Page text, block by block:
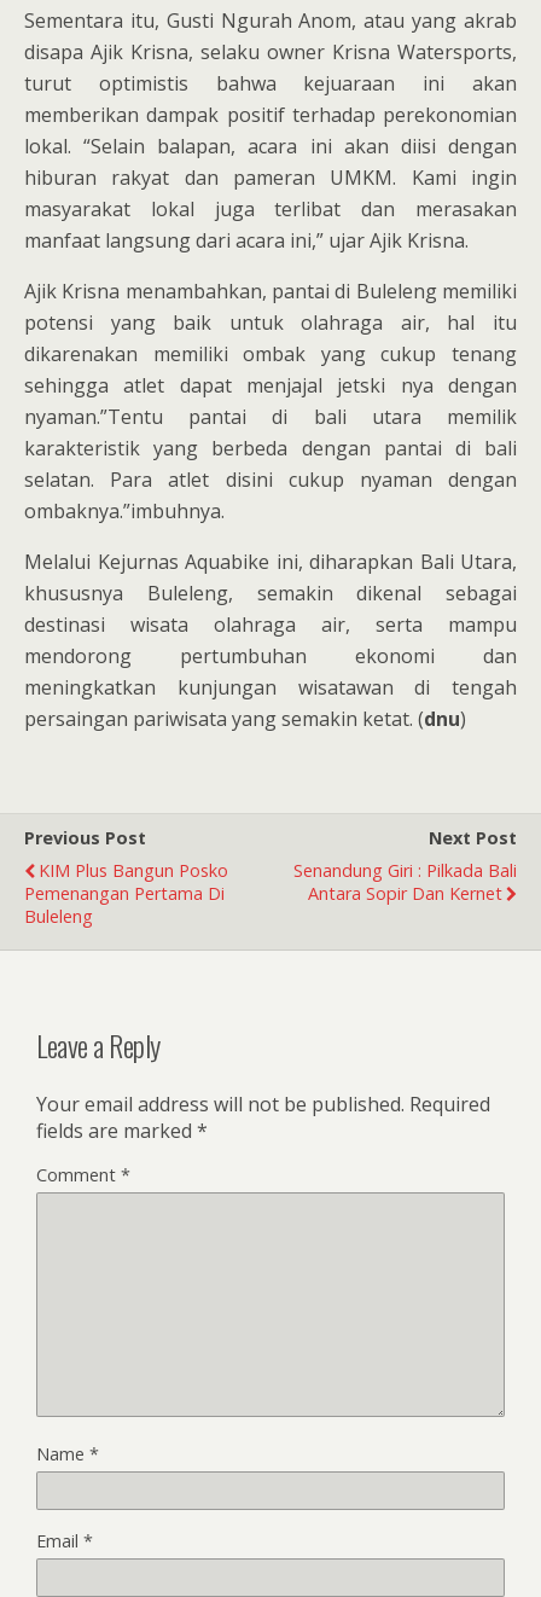
Sementara itu, Gusti Ngurah Anom, atau yang akrab
disapa Ajik Krisna, selaku owner Krisna Watersports,
turut optimistis bahwa kejuaraan ini akan
memberikan dampak positif terhadap perekonomian
lokal. “Selain balapan, acara ini akan diisi dengan
hiburan rakyat dan pameran UMKM. Kami ingin
masyarakat lokal juga terlibat dan merasakan
manfaat langsung dari acara ini,” ujar Ajik Krisna.
Ajik Krisna menambahkan, pantai di Buleleng memiliki
potensi yang baik untuk olahraga air, hal itu
dikarenakan memiliki ombak yang cukup tenang
sehingga atlet dapat menjajal jetski nya dengan
nyaman.”Tentu pantai di bali utara memilik
karakteristik yang berbeda dengan pantai di bali
selatan. Para atlet disini cukup nyaman dengan
ombaknya.”imbuhnya.
Melalui Kejurnas Aquabike ini, diharapkan Bali Utara,
khususnya Buleleng, semakin dikenal sebagai
destinasi wisata olahraga air, serta mampu
mendorong pertumbuhan ekonomi dan
meningkatkan kunjungan wisatawan di tengah
persaingan pariwisata yang semakin ketat. (dnu)
Previous Post
KIM Plus Bangun Posko
Pemenangan Pertama Di
Buleleng
Next Post
Senandung Giri : Pilkada Bali
Antara Sopir Dan Kernet
Leave a Reply
Your email address will not be published. Required
fields are marked *
Comment *
Name *
Email *